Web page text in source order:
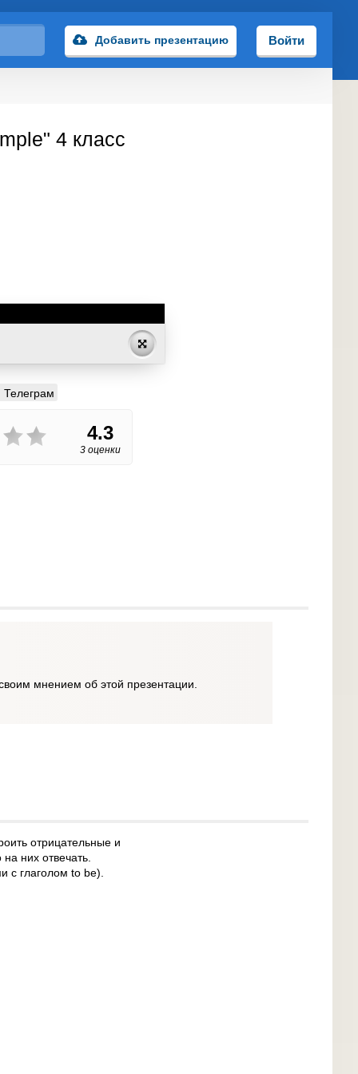
Добавить презентацию Войти
4 класс
Телеграм
4.3
3 оценки
мнением об этой презентации.
отрицательные и
них отвечать.
с глаголом to be).